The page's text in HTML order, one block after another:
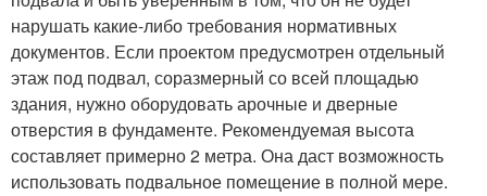
нарушать какие-либо требования нормативных
документов. Если проектом предусмотрен отдельный
этаж под подвал, соразмерный со всей площадью
здания, нужно оборудовать арочные и дверные
отверстия в фундаменте. Рекомендуемая высота
составляет примерно 2 метра. Она даст возможность
использовать подвальное помещение в полной мере.